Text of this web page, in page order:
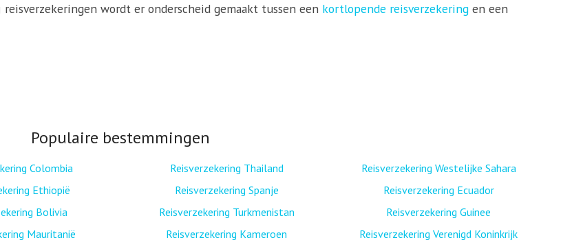
wordt er onderscheid gemaakt tussen een kortlopende reisverzekering en een
Populaire bestemmingen
Colombia
Ethiopië
Bolivia
Mauritanië
Reisverzekering Thailand
Reisverzekering Spanje
Reisverzekering Turkmenistan
Reisverzekering Kameroen
Reisverzekering Westelijke Sahara
Reisverzekering Ecuador
Reisverzekering Guinee
Reisverzekering Verenigd Koninkrijk